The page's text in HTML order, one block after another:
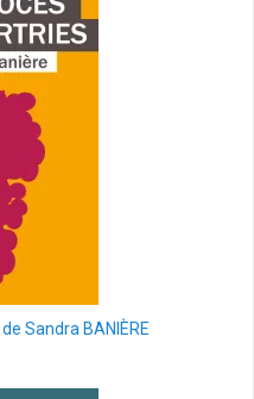
de Sandra BANIÈRE